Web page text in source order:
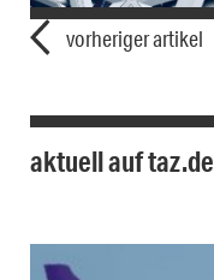
vorheriger artikel
aktuell auf taz.de